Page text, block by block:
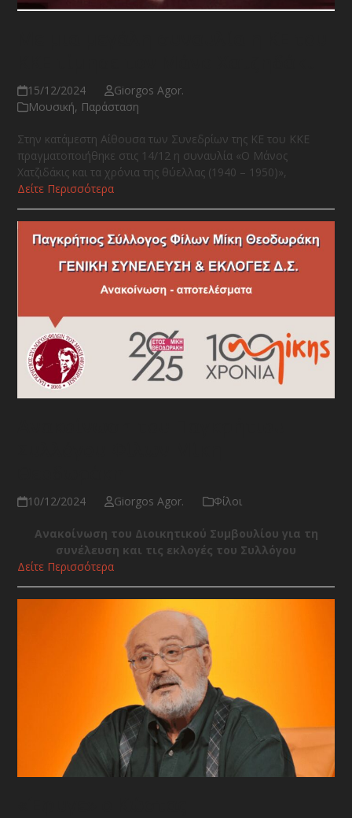
15/12/2024
Giorgos Agor.
Μουσική, Παράσταση
Στην κατάμεστη Αίθουσα των Συνεδρίων της ΚΕ του ΚΚΕ
πραγματοποιήθηκε στις 14/12 η συναυλία «Ο Μάνος
Χατζιδάκις και τα χρόνια της θύελλας (1940 – 1950)»,
Δείτε Περισσότερα
10/12/2024 Giorgos Agor. Φίλοι
Ανακοίνωση του Διοικητικού Συμβουλίου για τη
συνέλευση και τις εκλογές του Συλλόγου
Δείτε Περισσότερα